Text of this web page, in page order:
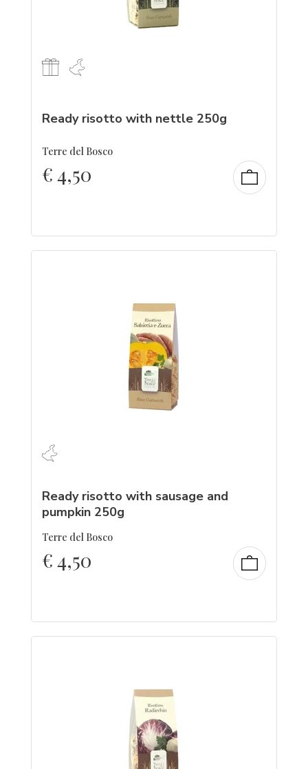
Ready risotto with nettle 250g
Terre del Bosco
€4,50
Ready risotto with sausage and
pumpkin 250g
Terre del Bosco
€4,50